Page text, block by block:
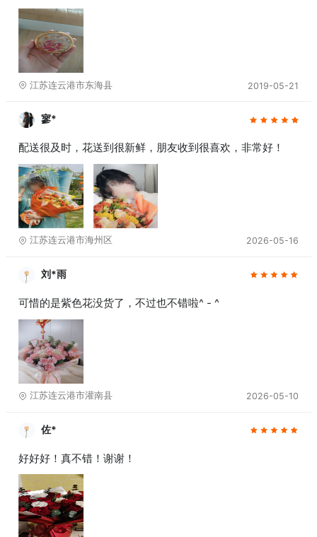
江苏连云港市东海县 2019-05-21
寥*
配送很及时，花送到很新鲜，朋友收到很喜欢，非常好！
江苏连云港市海州区 2026-05-16
刘*雨
可惜的是紫色花没货了，不过也不错啦^ - ^
江苏连云港市灌南县 2026-05-10
佐*
好好好！真不错！谢谢！